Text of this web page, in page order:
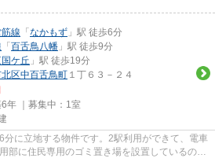
線 「 なかもず 」駅 徒歩6分
「 百舌鳥八幡 」駅 徒歩9分
ケ丘 」駅 徒歩19分
区中百舌鳥町 １丁６３－２４
年 ｜募集中： 1室
に立地する物件です。2駅利用ができて、電車
部に住民専用のゴミ置き場を設置しているの